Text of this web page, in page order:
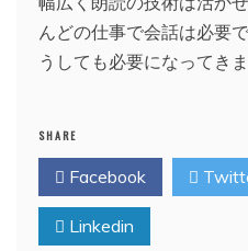
んどの仕事で会話は必要
うしても必要になってきま
SHARE
Facebook
Linkedin